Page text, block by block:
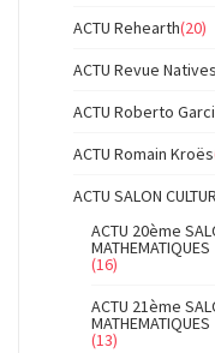
ACTU Rehearth(20)
ACTU Revue Natives
ACTU Roberto
ACTU Romain Kroës
ACTU SALON
ACTU 20ème
MATHEMATIQUES
(16)
ACTU 21ème
MATHEMATIQUES
(13)